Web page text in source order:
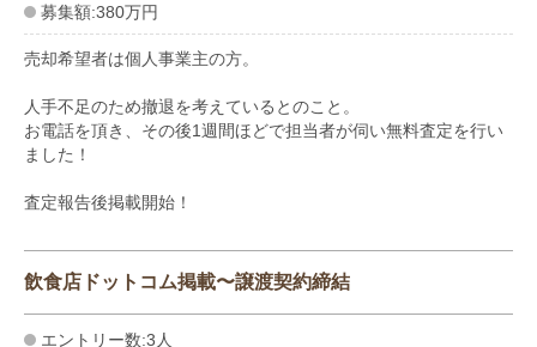
募集額:380万円
売却希望者は個人事業主の方。
人手不足のため撤退を考えているとのこと。
お電話を頂き、その後1週間ほどで担当者が伺い無料査定を行い
ました！
査定報告後掲載開始！
飲食店ドットコム掲載〜譲渡契約締結
エントリー数:3人